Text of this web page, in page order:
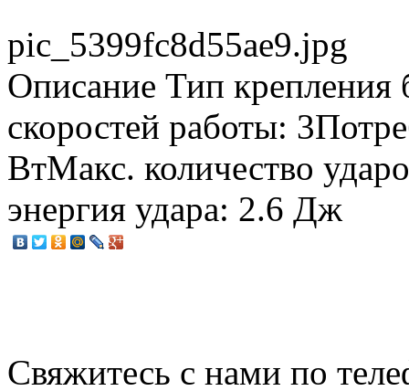
pic_5399fc8d55ae9.jpg
Описание Тип крепления
скоростей работы:
ВтМакс. количество
энергия удара: 2.6 Дж
Свяжитесь с нами по